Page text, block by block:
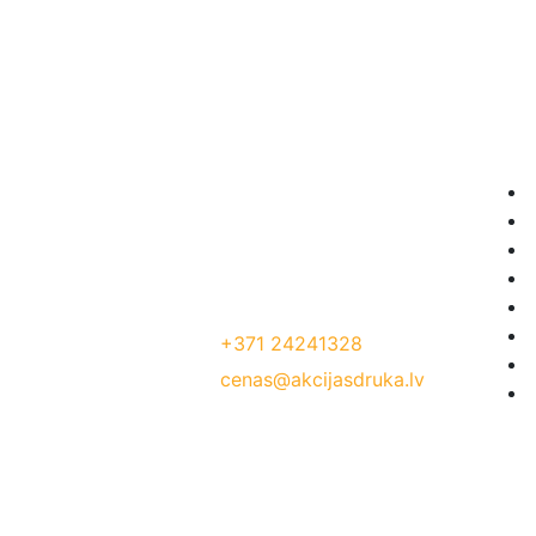
+371 24241328
cenas@akcijasdruka.lv